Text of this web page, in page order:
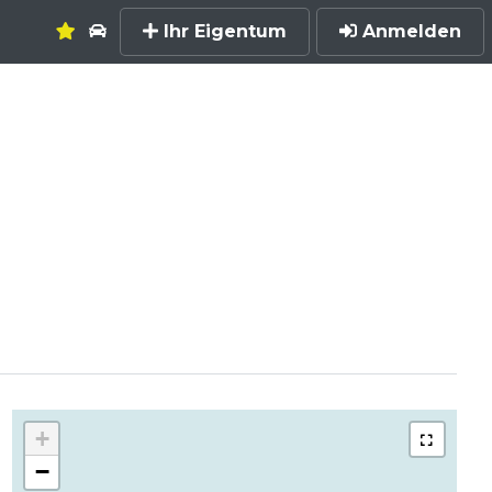
Ihr Eigentum Anmelden
+
−